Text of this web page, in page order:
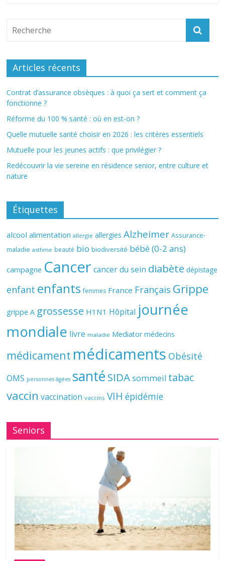
Articles récents
Contrat d’assurance obsèques : à quoi ça sert et comment ça
fonctionne ?
Réforme du 100 % santé : où en est-on ?
Quelle mutuelle santé choisir en 2026 : les critères essentiels
Mutuelle pour les jeunes actifs : que privilégier ?
Redécouvrir la vie sereine en résidence senior, entre culture et
nature
Étiquettes
alcool alimentation allergie allergies Alzheimer Assurance-
maladie asthme beauté bio biodiversité bébé (0-2 ans)
campagne Cancer cancer du sein diabète dépistage
enfant enfants femmes France Français Grippe
grippe A grossesse H1N1 Hôpital journée
mondiale livre maladie Mediator médecins
médicament médicaments Obésité
OMS personnes âgées santé SIDAsommeil tabac
vaccin vaccination vaccins VIH épidémie
Seniors